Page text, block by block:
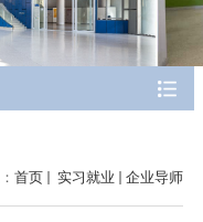
首页 实习就业 企业导师